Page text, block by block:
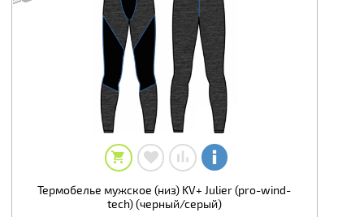
Термобелье мужское (низ) KV+ Julier (pro-wind-
tech) (черный/серый)